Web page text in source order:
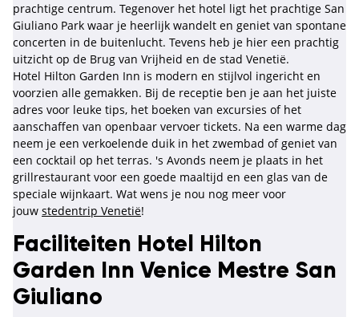
prachtige centrum. Tegenover het hotel ligt het prachtige San
Giuliano Park waar je heerlijk wandelt en geniet van spontane
concerten in de buitenlucht. Tevens heb je hier een prachtig
uitzicht op de Brug van Vrijheid en de stad Venetië.
Hotel Hilton Garden Inn is modern en stijlvol ingericht en
voorzien alle gemakken. Bij de receptie ben je aan het juiste
adres voor leuke tips, het boeken van excursies of het
aanschaffen van openbaar vervoer tickets. Na een warme dag
neem je een verkoelende duik in het zwembad of geniet van
een cocktail op het terras. 's Avonds neem je plaats in het
grillrestaurant voor een goede maaltijd en een glas van de
speciale wijnkaart. Wat wens je nou nog meer voor
jouw stedentrip Venetië!
Faciliteiten Hotel Hilton
Garden Inn Venice Mestre San
Giuliano